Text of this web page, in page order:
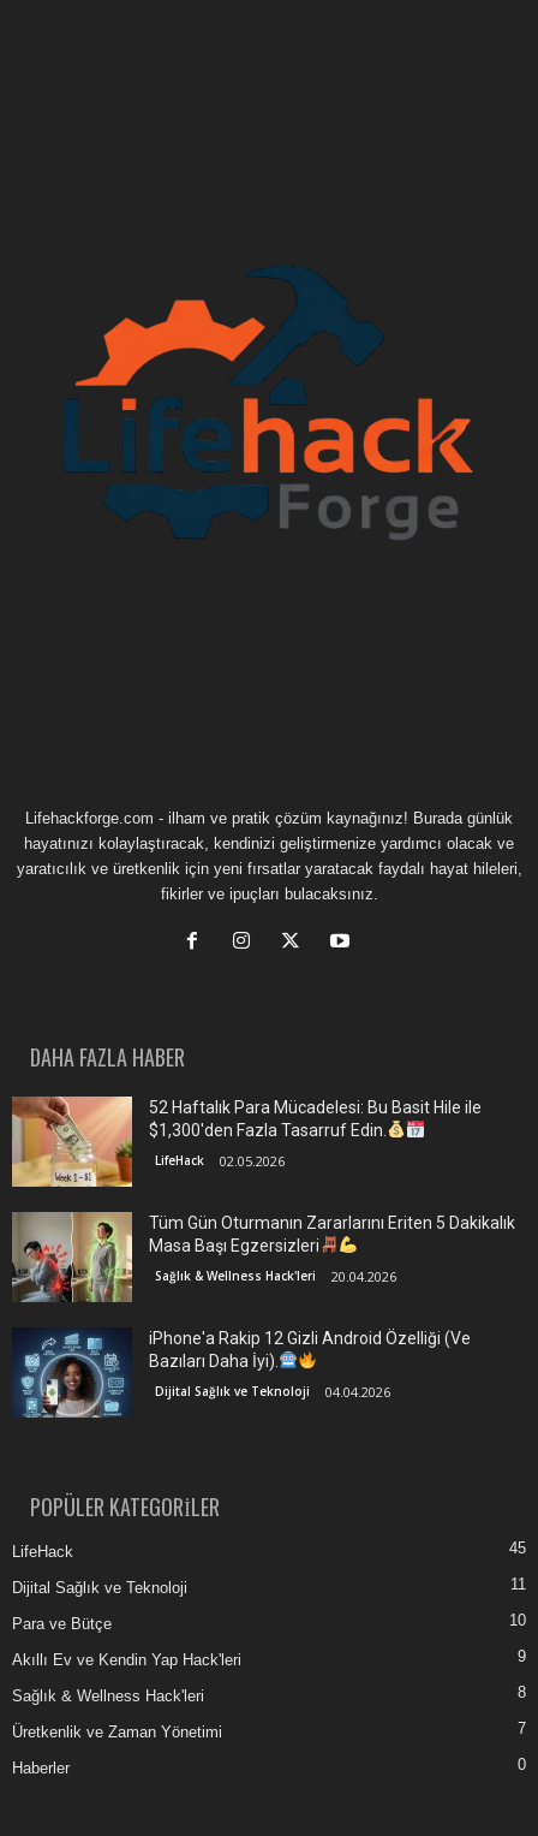
Lifehackforge.com - ilham ve pratik çözüm kaynağınız! Burada günlük
hayatınızı kolaylaştıracak, kendinizi geliştirmenize yardımcı olacak ve
yaratıcılık ve üretkenlik için yeni fırsatlar yaratacak faydalı hayat hileleri,
fikirler ve ipuçları bulacaksınız.
DAHA FAZLA HABER
52 Haftalık Para Mücadelesi: Bu Basit Hile ile
$1,300'den Fazla Tasarruf Edin.
LifeHack 02.05.2026
Tüm Gün Oturmanın Zararlarını Eriten 5 Dakikalık
Masa Başı Egzersizleri
Sağlık & Wellness Hack'leri 20.04.2026
iPhone'a Rakip 12 Gizli Android Özelliği (Ve
Bazıları Daha İyi).
Dijital Sağlık ve Teknoloji 04.04.2026
POPÜLER KATEGORİLER
LifeHack 45
Dijital Sağlık ve Teknoloji 11
Para ve Bütçe 10
Akıllı Ev ve Kendin Yap Hack'leri 9
Sağlık & Wellness Hack'leri 8
Üretkenlik ve Zaman Yönetimi 7
Haberler 0